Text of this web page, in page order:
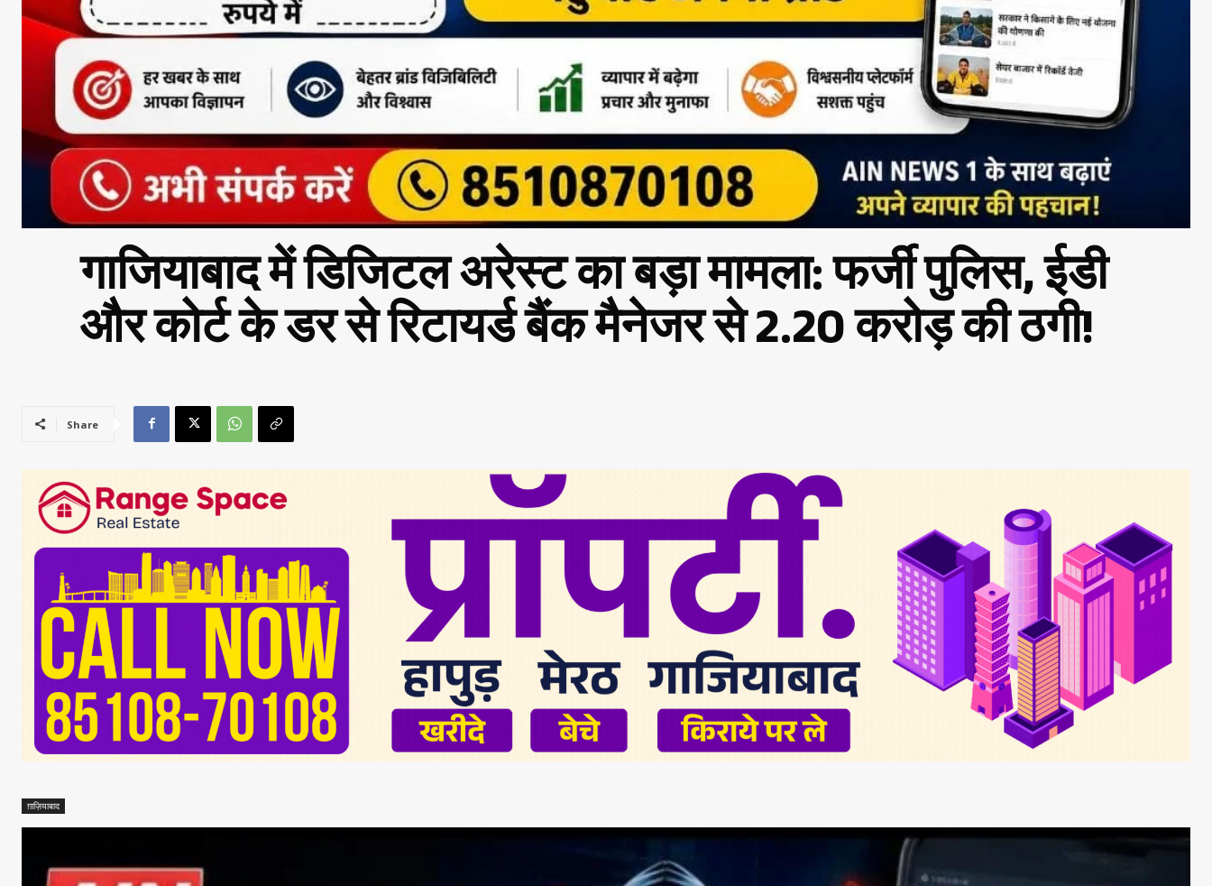
गाजियाबाद में डिजिटल अरेस्ट का बड़ा मामला: फर्जी पुलिस, ईडी
और कोर्ट के डर से रिटायर्ड बैंक मैनेजर से 2.20 करोड़ की ठगी!
Share
ग़ाज़ियाबाद